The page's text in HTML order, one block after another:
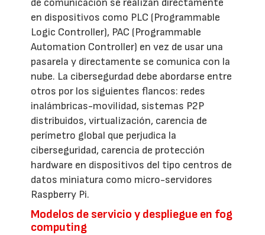
de comunicación se realizan directamente
en dispositivos como PLC (Programmable
Logic Controller), PAC (Programmable
Automation Controller) en vez de usar una
pasarela y directamente se comunica con la
nube. La cibersegurdad debe abordarse entre
otros por los siguientes flancos: redes
inalámbricas-movilidad, sistemas P2P
distribuidos, virtualización, carencia de
perímetro global que perjudica la
ciberseguridad, carencia de protección
hardware en dispositivos del tipo centros de
datos miniatura como micro-servidores
Raspberry Pi.
Modelos de servicio y despliegue en fog
computing